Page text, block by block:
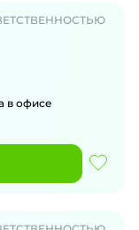
в офисе